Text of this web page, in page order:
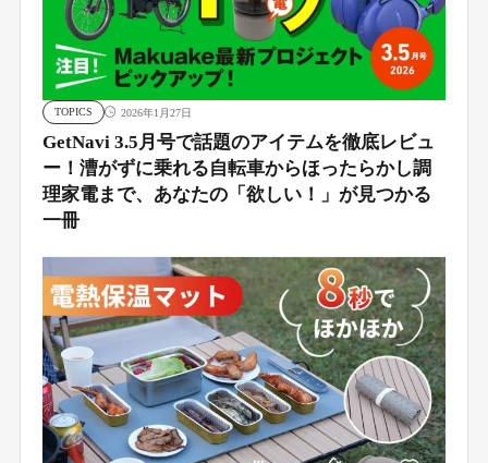
TOPICS 2026年1月27日
GetNavi 3.5月号で話題のアイテムを徹底レビュ
ー！漕がずに乗れる自転車からほったらかし調
理家電まで、あなたの「欲しい！」が見つかる
一冊